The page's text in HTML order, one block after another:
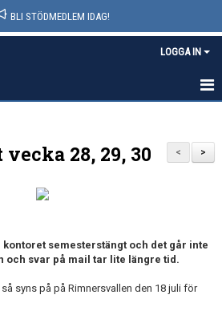
BLI STÖDMEDLEM IDAG!
LOGGA IN
>
<
28, 29, 30
kontoret semesterstängt och det går inte
och svar på mail tar lite längre tid.
syns på på Rimnersvallen den 18 juli för